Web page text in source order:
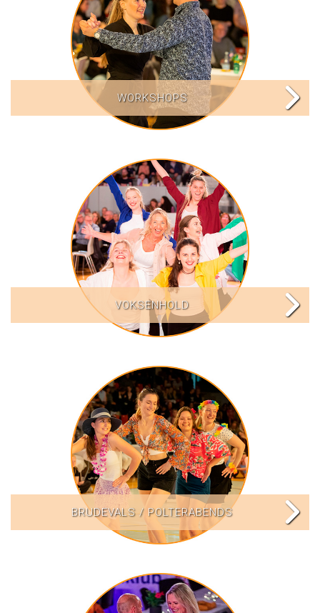
WORKSHOPS
VOKSENHOLD
BRUDEVALS / POLTERABENDS